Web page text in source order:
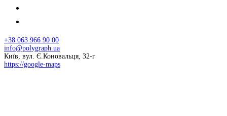
+38 063 966 90 00
info@polygraph.ua
Київ, вул. Є.Коновальця, 32-г
https://google-maps